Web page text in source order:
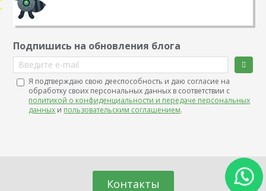
Подпишись на обновления блога
Введите e-mail
Я подтверждаю свою дееспособность и даю согласие на
обработку своих персональных данных в соответствии с
политикой о конфиденциальности и передаче персональных
данных и пользовательским соглашением.
Контакты